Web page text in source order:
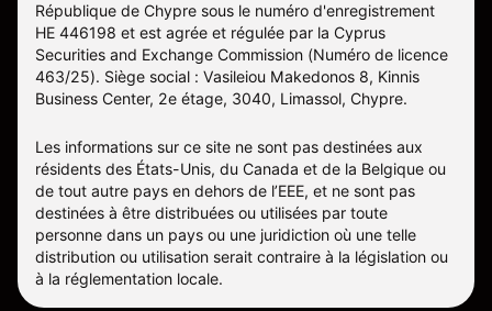
République de Chypre sous le numéro d'enregistrement
ΗΕ 446198 et est agrée et régulée par la Cyprus
Securities and Exchange Commission (Numéro de licence
463/25). Siège social : Vasileiou Makedonos 8, Kinnis
Business Center, 2e étage, 3040, Limassol, Chypre.
Les informations sur ce site ne sont pas destinées aux
résidents des États-Unis, du Canada et de la Belgique ou
de tout autre pays en dehors de l’EEE, et ne sont pas
destinées à être distribuées ou utilisées par toute
personne dans un pays ou une juridiction où une telle
distribution ou utilisation serait contraire à la législation ou
à la réglementation locale.